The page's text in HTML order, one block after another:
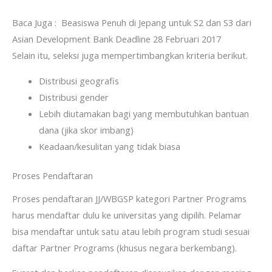
Baca Juga : Beasiswa Penuh di Jepang untuk S2 dan S3 dari
Asian Development Bank Deadline 28 Februari 2017
Selain itu, seleksi juga mempertimbangkan kriteria berikut.
Distribusi geografis
Distribusi gender
Lebih diutamakan bagi yang membutuhkan bantuan
dana (jika skor imbang)
Keadaan/kesulitan yang tidak biasa
Proses Pendaftaran
Proses pendaftaran JJ/WBGSP kategori Partner Programs
harus mendaftar dulu ke universitas yang dipilih. Pelamar
bisa mendaftar untuk satu atau lebih program studi sesuai
daftar Partner Programs (khusus negara berkembang).